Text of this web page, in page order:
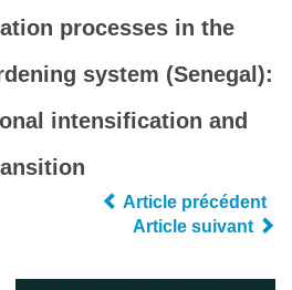
processes in the
system (Senegal):
intensification and
Article précédent
Article suivant